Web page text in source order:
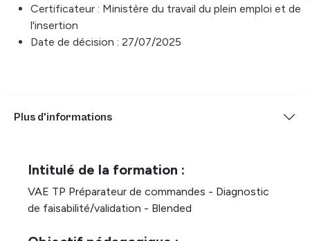
Certificateur : Ministère du travail du plein emploi et de
l'insertion
Date de décision : 27/07/2025
Plus d'informations
Intitulé de la formation :
VAE TP Préparateur de commandes - Diagnostic
de faisabilité/validation - Blended